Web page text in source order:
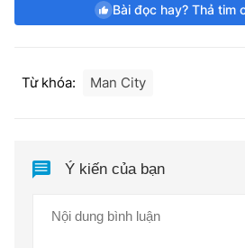
Bài đọc hay? Thả tim
Từ khóa: Man City
Ý kiến của bạn